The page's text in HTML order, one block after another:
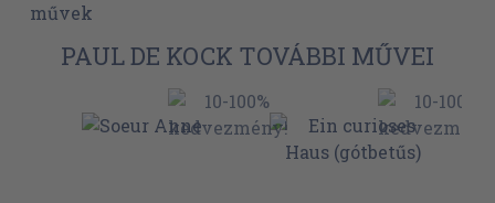
művek
PAUL DE KOCK TOVÁBBI MŰVEI